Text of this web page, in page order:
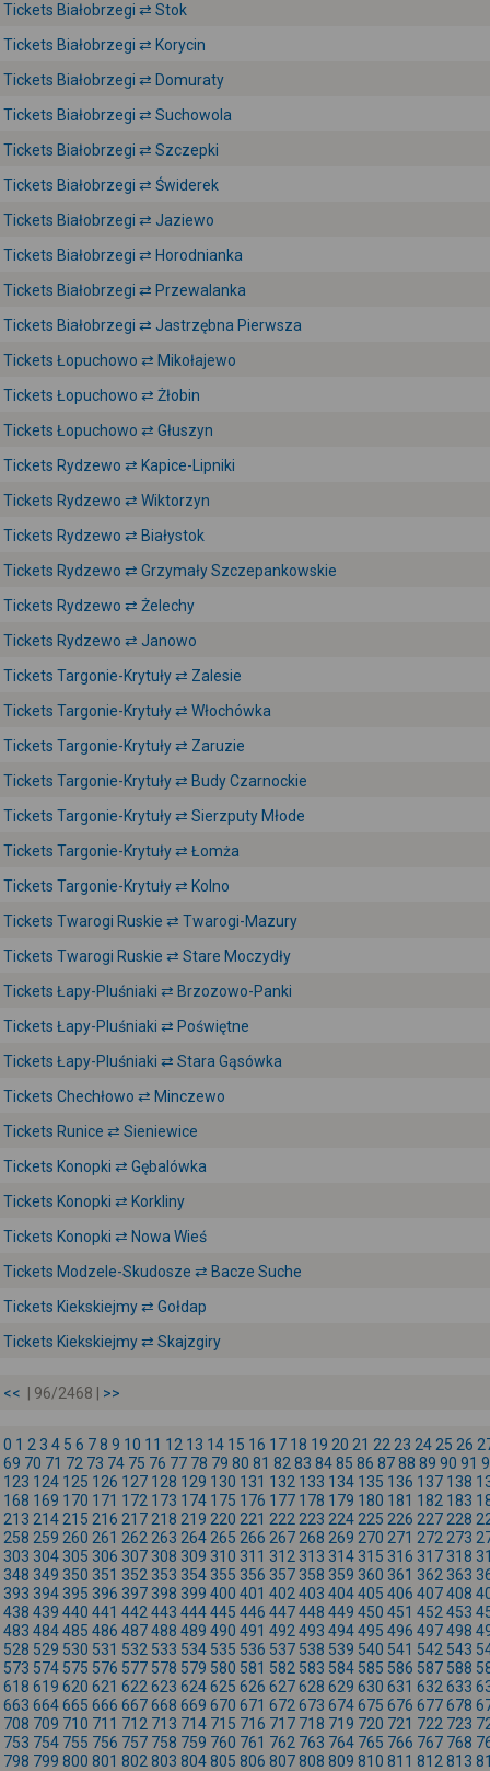
Tickets Białobrzegi ⇄ Stok
Tickets Białobrzegi ⇄ Korycin
Tickets Białobrzegi ⇄ Domuraty
Tickets Białobrzegi ⇄ Suchowola
Tickets Białobrzegi ⇄ Szczepki
Tickets Białobrzegi ⇄ Świderek
Tickets Białobrzegi ⇄ Jaziewo
Tickets Białobrzegi ⇄ Horodnianka
Tickets Białobrzegi ⇄ Przewalanka
Tickets Białobrzegi ⇄ Jastrzębna Pierwsza
Tickets Łopuchowo ⇄ Mikołajewo
Tickets Łopuchowo ⇄ Żłobin
Tickets Łopuchowo ⇄ Głuszyn
Tickets Rydzewo ⇄ Kapice-Lipniki
Tickets Rydzewo ⇄ Wiktorzyn
Tickets Rydzewo ⇄ Białystok
Tickets Rydzewo ⇄ Grzymały Szczepankowskie
Tickets Rydzewo ⇄ Żelechy
Tickets Rydzewo ⇄ Janowo
Tickets Targonie-Krytuły ⇄ Zalesie
Tickets Targonie-Krytuły ⇄ Włochówka
Tickets Targonie-Krytuły ⇄ Zaruzie
Tickets Targonie-Krytuły ⇄ Budy Czarnockie
Tickets Targonie-Krytuły ⇄ Sierzputy Młode
Tickets Targonie-Krytuły ⇄ Łomża
Tickets Targonie-Krytuły ⇄ Kolno
Tickets Twarogi Ruskie ⇄ Twarogi-Mazury
Tickets Twarogi Ruskie ⇄ Stare Moczydły
Tickets Łapy-Pluśniaki ⇄ Brzozowo-Panki
Tickets Łapy-Pluśniaki ⇄ Poświętne
Tickets Łapy-Pluśniaki ⇄ Stara Gąsówka
Tickets Chechłowo ⇄ Minczewo
Tickets Runice ⇄ Sieniewice
Tickets Konopki ⇄ Gębalówka
Tickets Konopki ⇄ Korkliny
Tickets Konopki ⇄ Nowa Wieś
Tickets Modzele-Skudosze ⇄ Bacze Suche
Tickets Kiekskiejmy ⇄ Gołdap
Tickets Kiekskiejmy ⇄ Skajzgiry
<< | 96/2468 | >>
0 1 2 3 4 5 6 78 9 10 11 12 13 14 15 16 17 18 19 20 21 22 23 24 25 26
69 70 71 72 73 74 75 76 77 78 79 80 81 82 83 8485 86 8788 89 90 91
123 124 125 126 127 128 129 130 131 132 133 134 135 136 137 138
168 169 170 171 172 173 174 175 176 177 178 179 180 181 182 183
213 214 215 216 217 218 219 220 221 222 223 224 225 226 227 228
258 259 260 261 262 263 264 265 266 267 268 269 270 271 272 273
303 304 305 306 307 308 309 310 311 312 313 314 315 316 317 318
348 349 350 351 352 353 354 355 356 357 358 359 360 361 362 363
393 394 395 396 397 398 399 400 401 402 403 404405 406 407408
438 439 440 441 442 443 444445 446 447448 449 450 451 452 453
483 484485 486 487488 489 490 491 492 493 494495 496 497498
528 529 530 531 532 533 534 535 536 537 538 539 540 541 542 543
573 574 575 576 577 578 579 580 581 582 583 584 585 586 587 588
618 619 620 621 622 623 624625 626 627628 629 630 631 632 633
663 664665 666 667668 669 670 671 672 673 674675 676 677678
708 709 710 711 712 713 714 715 716 717 718 719 720 721 722 723
753 754 755 756 757 758 759 760 761 762 763 764 765 766 767 768
798 799 800 801 802 803 804805 806 807808 809 810 811 812 813